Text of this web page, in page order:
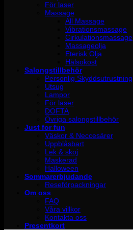
För laser
Massage
All Massage
Vibrationsmassage
Cirkulationsmassage
Massageolja
Eterisk Olja
Hälsokost
Salongstillbehör
Personlig Skyddsutrustning
Utsug
Lampor
För laser
DOFTA
Övriga salongstillbehör
Just for fun
Väskor & Neccesärer
Uppblåsbart
Lek & skoj
Maskerad
Halloween
Sommarerbjudande
Reseförpackningar
Om oss
FAQ
Våra villkor
Kontakta oss
Presentkort